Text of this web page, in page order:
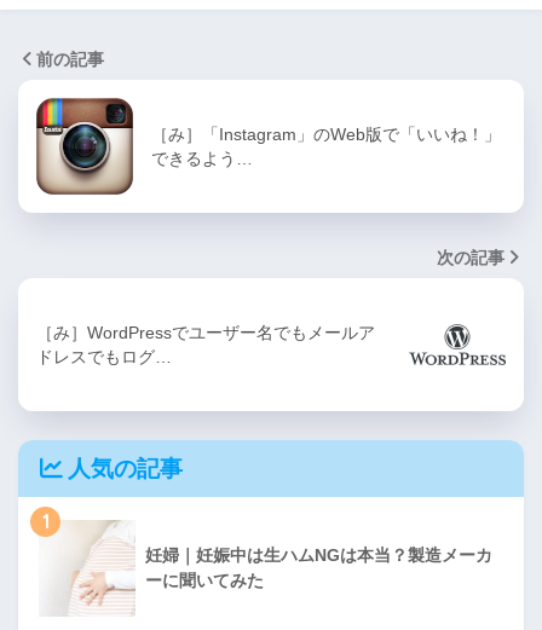
前の記事
［み］「Instagram」のWeb版で「いいね！」
できるよう…
次の記事
［み］WordPressでユーザー名でもメールア
ドレスでもログ…
人気の記事
1
妊婦｜妊娠中は生ハムNGは本当？製造メーカ
ーに聞いてみた